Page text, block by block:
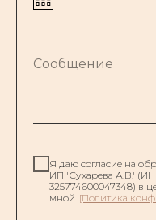
Сообщение
Я даю согласие на
ИП 'Сухарева А.В.'
325774600047348) в
мной. [Политика